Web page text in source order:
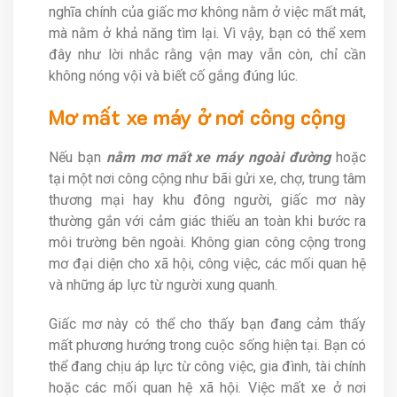
nghĩa chính của giấc mơ không nằm ở việc mất mát,
mà nằm ở khả năng tìm lại. Vì vậy, bạn có thể xem
đây như lời nhắc rằng vận may vẫn còn, chỉ cần
không nóng vội và biết cố gắng đúng lúc.
Mơ mất xe máy ở nơi công cộng
Nếu bạn nằm mơ mất xe máy ngoài đườnghoặc
tại một nơi công cộng như bãi gửi xe, chợ, trung tâm
thương mại hay khu đông người, giấc mơ này
thường gắn với cảm giác thiếu an toàn khi bước ra
môi trường bên ngoài. Không gian công cộng trong
mơ đại diện cho xã hội, công việc, các mối quan hệ
và những áp lực từ người xung quanh.
Giấc mơ này có thể cho thấy bạn đang cảm thấy
mất phương hướng trong cuộc sống hiện tại. Bạn có
thể đang chịu áp lực từ công việc, gia đình, tài chính
hoặc các mối quan hệ xã hội. Việc mất xe ở nơi